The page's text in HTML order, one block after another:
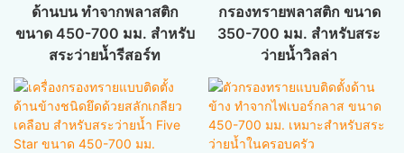
ด้านบน ทำจากพลาสติก
ขนาด 450-700 มม. สำหรับ
สระว่ายน้ำรีสอร์ท
กรองทรายพลาสติก ขนาด
350-700 มม. สำหรับสระ
ว่ายน้ำวิลล่า